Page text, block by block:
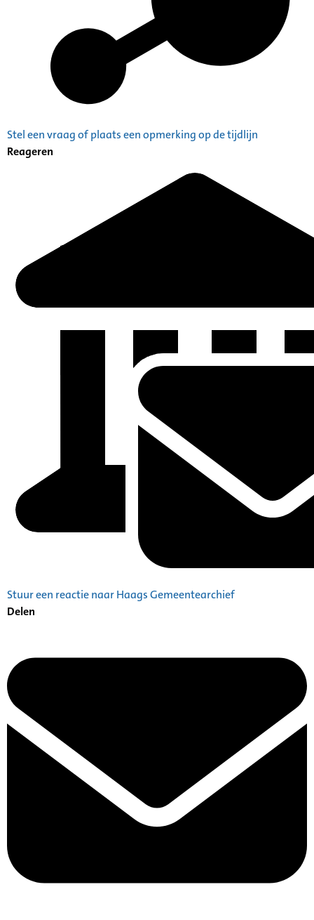
Stel een vraag of plaats een opmerking op de tijdlijn
Reageren
Stuur een reactie naar Haags Gemeentearchief
Delen